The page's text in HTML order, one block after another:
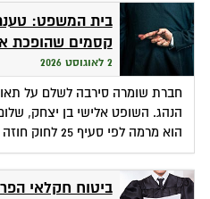
בית המשפט:
קסמים שהופכת
2 לאוגוסט 2026
חברת שומרה סירבה לשלם על
הנהג. השופט אלישי בן יצחק,
הוא מרמה לפי סעיף 25 לחוק חוזה הביטוח.
ביטוח חקלאי